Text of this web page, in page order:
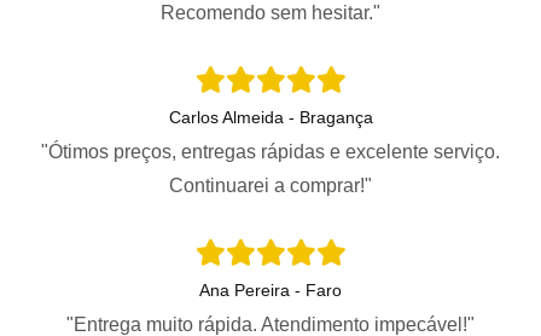
Recomendo sem hesitar."
Carlos Almeida - Bragança
"Ótimos preços, entregas rápidas e excelente serviço.
Continuarei a comprar!"
Ana Pereira - Faro
"Entrega muito rápida. Atendimento impecável!"